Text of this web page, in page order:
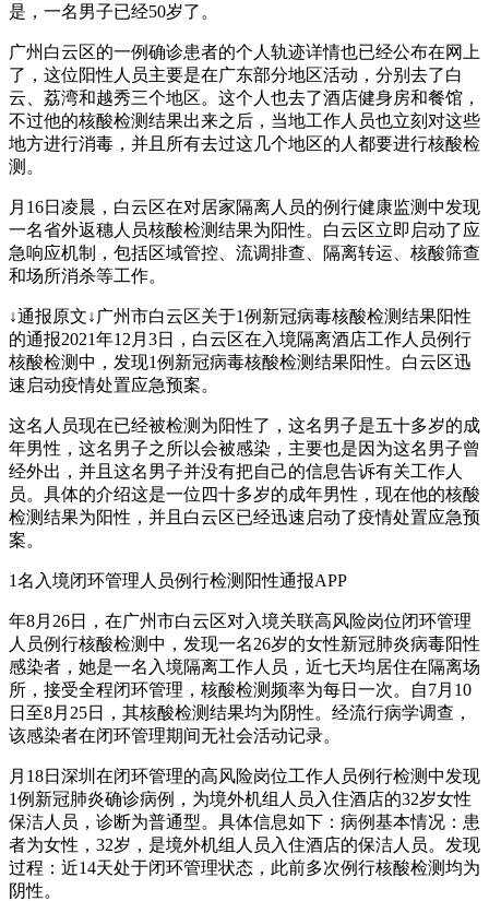
是，一名男子已经50岁了。
广州白云区的一例确诊患者的个人轨迹详情也已经公布在网上
了，这位阳性人员主要是在广东部分地区活动，分别去了白
云、荔湾和越秀三个地区。这个人也去了酒店健身房和餐馆，
不过他的核酸检测结果出来之后，当地工作人员也立刻对这些
地方进行消毒，并且所有去过这几个地区的人都要进行核酸检
测。
月16日凌晨，白云区在对居家隔离人员的例行健康监测中发现
一名省外返穗人员核酸检测结果为阳性。白云区立即启动了应
急响应机制，包括区域管控、流调排查、隔离转运、核酸筛查
和场所消杀等工作。
↓通报原文↓广州市白云区关于1例新冠病毒核酸检测结果阳性
的通报2021年12月3日，白云区在入境隔离酒店工作人员例行
核酸检测中，发现1例新冠病毒核酸检测结果阳性。白云区迅
速启动疫情处置应急预案。
这名人员现在已经被检测为阳性了，这名男子是五十多岁的成
年男性，这名男子之所以会被感染，主要也是因为这名男子曾
经外出，并且这名男子并没有把自己的信息告诉有关工作人
员。具体的介绍这是一位四十多岁的成年男性，现在他的核酸
检测结果为阳性，并且白云区已经迅速启动了疫情处置应急预
案。
1名入境闭环管理人员例行检测阳性通报APP
年8月26日，在广州市白云区对入境关联高风险岗位闭环管理
人员例行核酸检测中，发现一名26岁的女性新冠肺炎病毒阳性
感染者，她是一名入境隔离工作人员，近七天均居住在隔离场
所，接受全程闭环管理，核酸检测频率为每日一次。自7月10
日至8月25日，其核酸检测结果均为阴性。经流行病学调查，
该感染者在闭环管理期间无社会活动记录。
月18日深圳在闭环管理的高风险岗位工作人员例行检测中发现
1例新冠肺炎确诊病例，为境外机组人员入住酒店的32岁女性
保洁人员，诊断为普通型。具体信息如下：病例基本情况：患
者为女性，32岁，是境外机组人员入住酒店的保洁人员。发现
过程：近14天处于闭环管理状态，此前多次例行核酸检测均为
阴性。